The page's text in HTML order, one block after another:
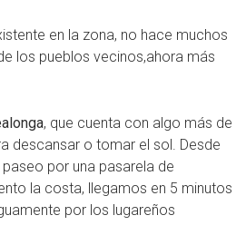
en la zona, no hace muchos
los pueblos vecinos,ahora más
, que cuenta con algo más de
descansar o tomar el sol. Desde
por una pasarela de
la costa, llegamos en 5 minutos
por los lugareños